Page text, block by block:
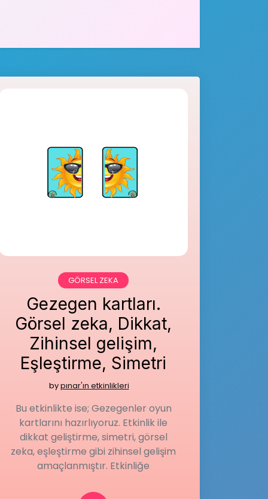
GÖRSEL ZEKA
Gezegen kartları.
Görsel zeka, Dikkat,
Zihinsel gelişim,
Eşleştirme, Simetri
bypınar'ın etkinlikleri
Bu etkinlikte ise; Gezegenler oyun
kartlarını hazırlıyoruz. Etkinlik ile
dikkat geliştirme, simetri, görsel
zeka, eşleştirme gibi zihinsel gelişim
amaçlanmıştır. Etkinliğe